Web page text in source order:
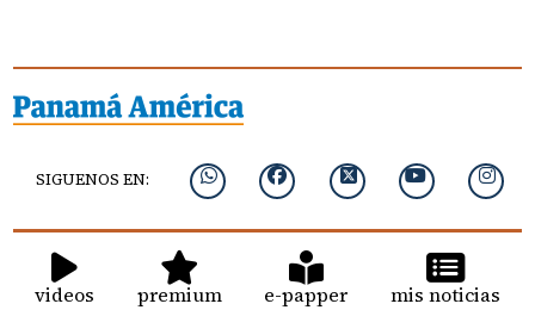
SIGUENOS EN:
videos premium e-papper mis noticias